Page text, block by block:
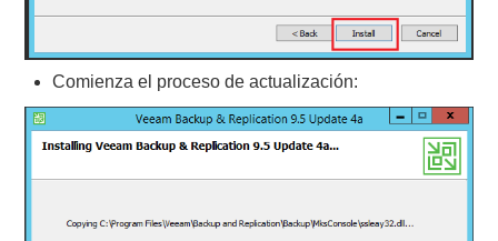
Comienza el proceso de actualización: